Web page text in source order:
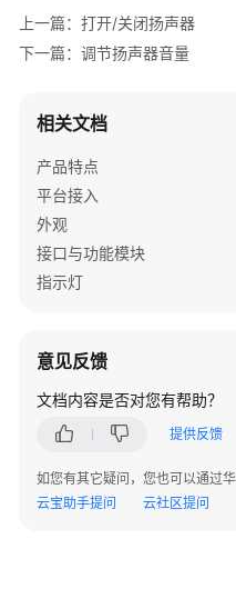
典
题
考
（C++）
概
上一篇：打开/关闭扬声器
下一篇：调节扬声器音量
相关文档
产品特点
平台接入
外观
接口与功能模块
指示灯
意见反馈
文档内容是否对您有帮助？
提供反馈
如您有其它疑问，您也可以通过
云宝助手提问
云社区提问